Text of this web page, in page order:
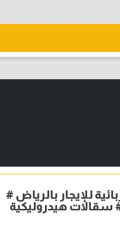
للإيجار بالرياض #
سقالات هيدروليكية